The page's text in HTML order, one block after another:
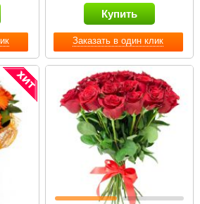
Заказать в один клик
Купить